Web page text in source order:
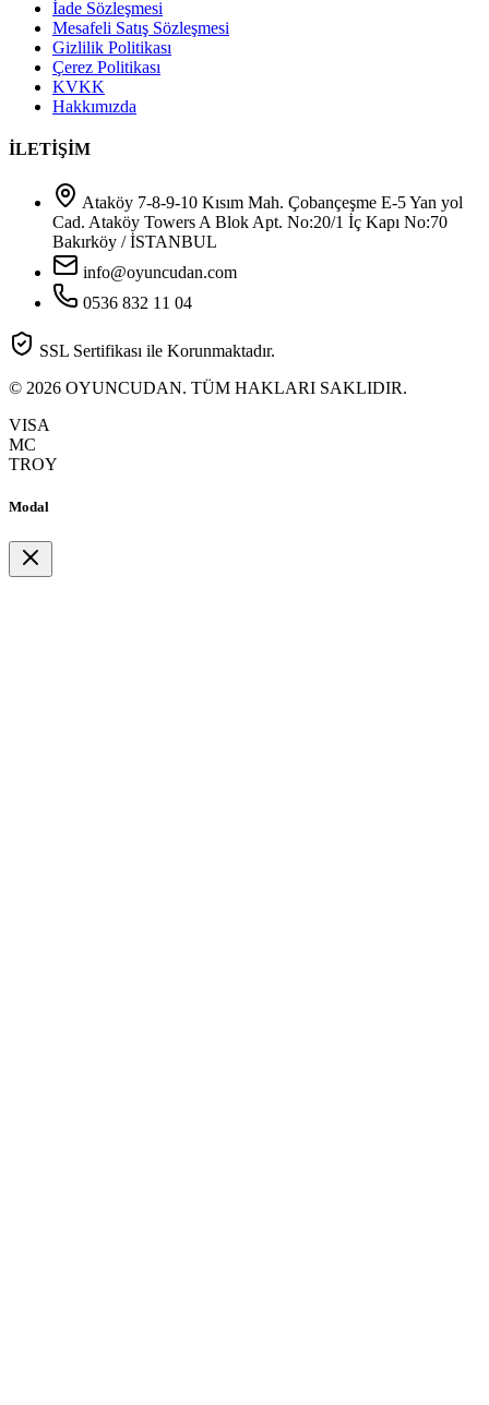
İade Sözleşmesi
Mesafeli Satış Sözleşmesi
Gizlilik Politikası
Çerez Politikası
KVKK
Hakkımızda
İLETİŞİM
Ataköy 7-8-9-10 Kısım Mah. Çobançeşme E-5 Yan yol
Cad. Ataköy Towers A Blok Apt. No:20/1 İç Kapı No:70
Bakırköy / İSTANBUL
info@oyuncudan.com
0536 832 11 04
SSL Sertifikası ile Korunmaktadır.
© 2026 OYUNCUDAN. TÜM HAKLARI SAKLIDIR.
VISA
MC
TROY
Modal